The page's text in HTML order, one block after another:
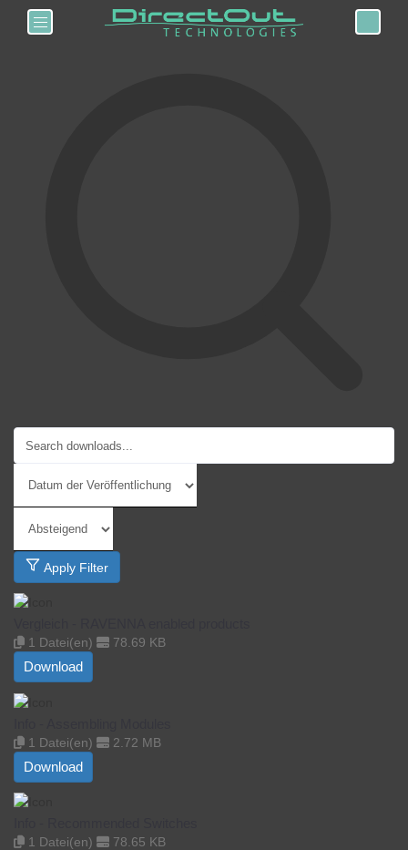
Toggle navigation
Apply Filter
1 Datei(en) 78.69 KB
Download
1 Datei(en) 2.72 MB
Download
1 Datei(en) 78.65 KB